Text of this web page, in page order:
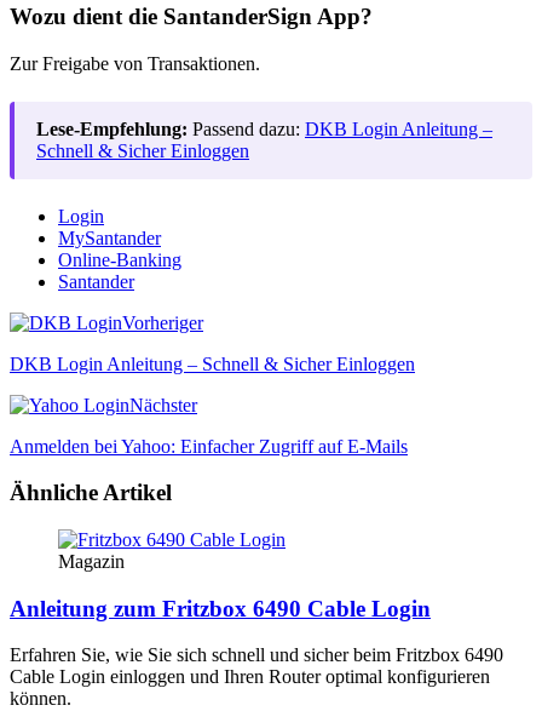
Wozu dient die SantanderSign App?
Zur Freigabe von Transaktionen.
Lese-Empfehlung: Passend dazu: DKB Login Anleitung –
Schnell & Sicher Einloggen
Login
MySantander
Online-Banking
Santander
Vorheriger
DKB Login Anleitung – Schnell & Sicher Einloggen
Nächster
Anmelden bei Yahoo: Einfacher Zugriff auf E-Mails
Ähnliche Artikel
Magazin
Anleitung zum Fritzbox 6490 Cable Login
Erfahren Sie, wie Sie sich schnell und sicher beim Fritzbox 6490
Cable Login einloggen und Ihren Router optimal konfigurieren
können.